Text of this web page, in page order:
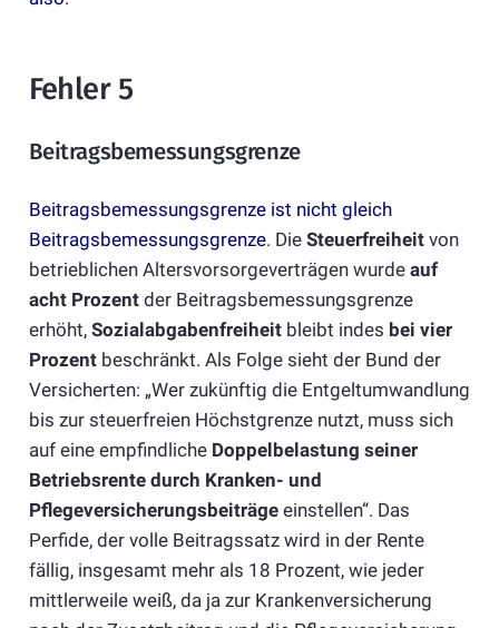
Fehler 5
Beitragsbemessungsgrenze
Beitragsbemessungsgrenze ist nicht gleich
Beitragsbemessungsgrenze. Die Steuerfreiheitvon
betrieblichen Altersvorsorgeverträgen wurde auf
acht Prozentder Beitragsbemessungsgrenze
erhöht, Sozialabgabenfreiheitbleibt indes bei vier
Prozentbeschränkt. Als Folge sieht der Bund der
Versicherten: „Wer zukünftig die Entgeltumwandlung
bis zur steuerfreien Höchstgrenze nutzt, muss sich
auf eine empfindliche Doppelbelastung seiner
Betriebsrente durch Kranken- und
Pflegeversicherungsbeiträgeeinstellen“. Das
Perfide, der volle Beitragssatz wird in der Rente
fällig, insgesamt mehr als 18 Prozent, wie jeder
mittlerweile weiß, da ja zur Krankenversicherung